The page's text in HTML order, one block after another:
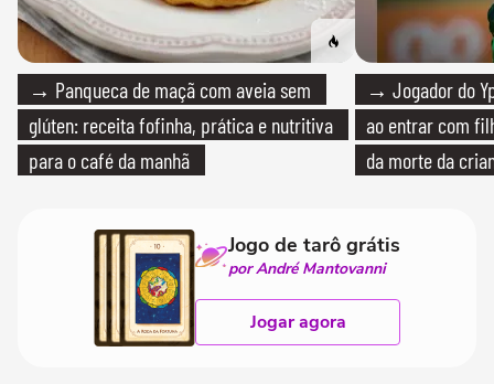
→ Panqueca de maçã com aveia sem
glúten: receita fofinha, prática e nutritiva
para o café da manhã
→ Jogador do
ao entrar com
da morte da
Jogo de tarô grátis
por André Mantovanni
Jogar agora